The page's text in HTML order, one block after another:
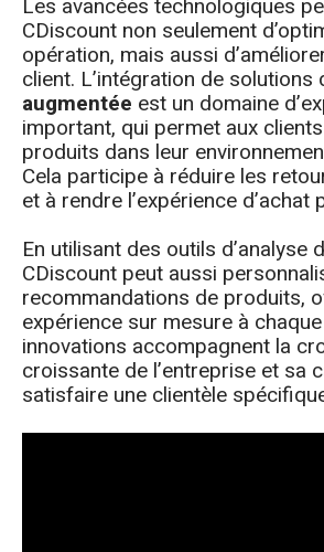
CDiscount non seulement
opération, mais aussi
client. L’intégration de solutions
augmentée est un domaine
important, qui permet aux
produits dans leur
Cela participe à réduire les
et à rendre l’expérience d’achat
En utilisant des outils d’analyse
CDiscount peut aussi
recommandations de produits,
expérience sur mesure à
innovations accompagnent la
croissante de l’entreprise et sa
satisfaire une clientèle